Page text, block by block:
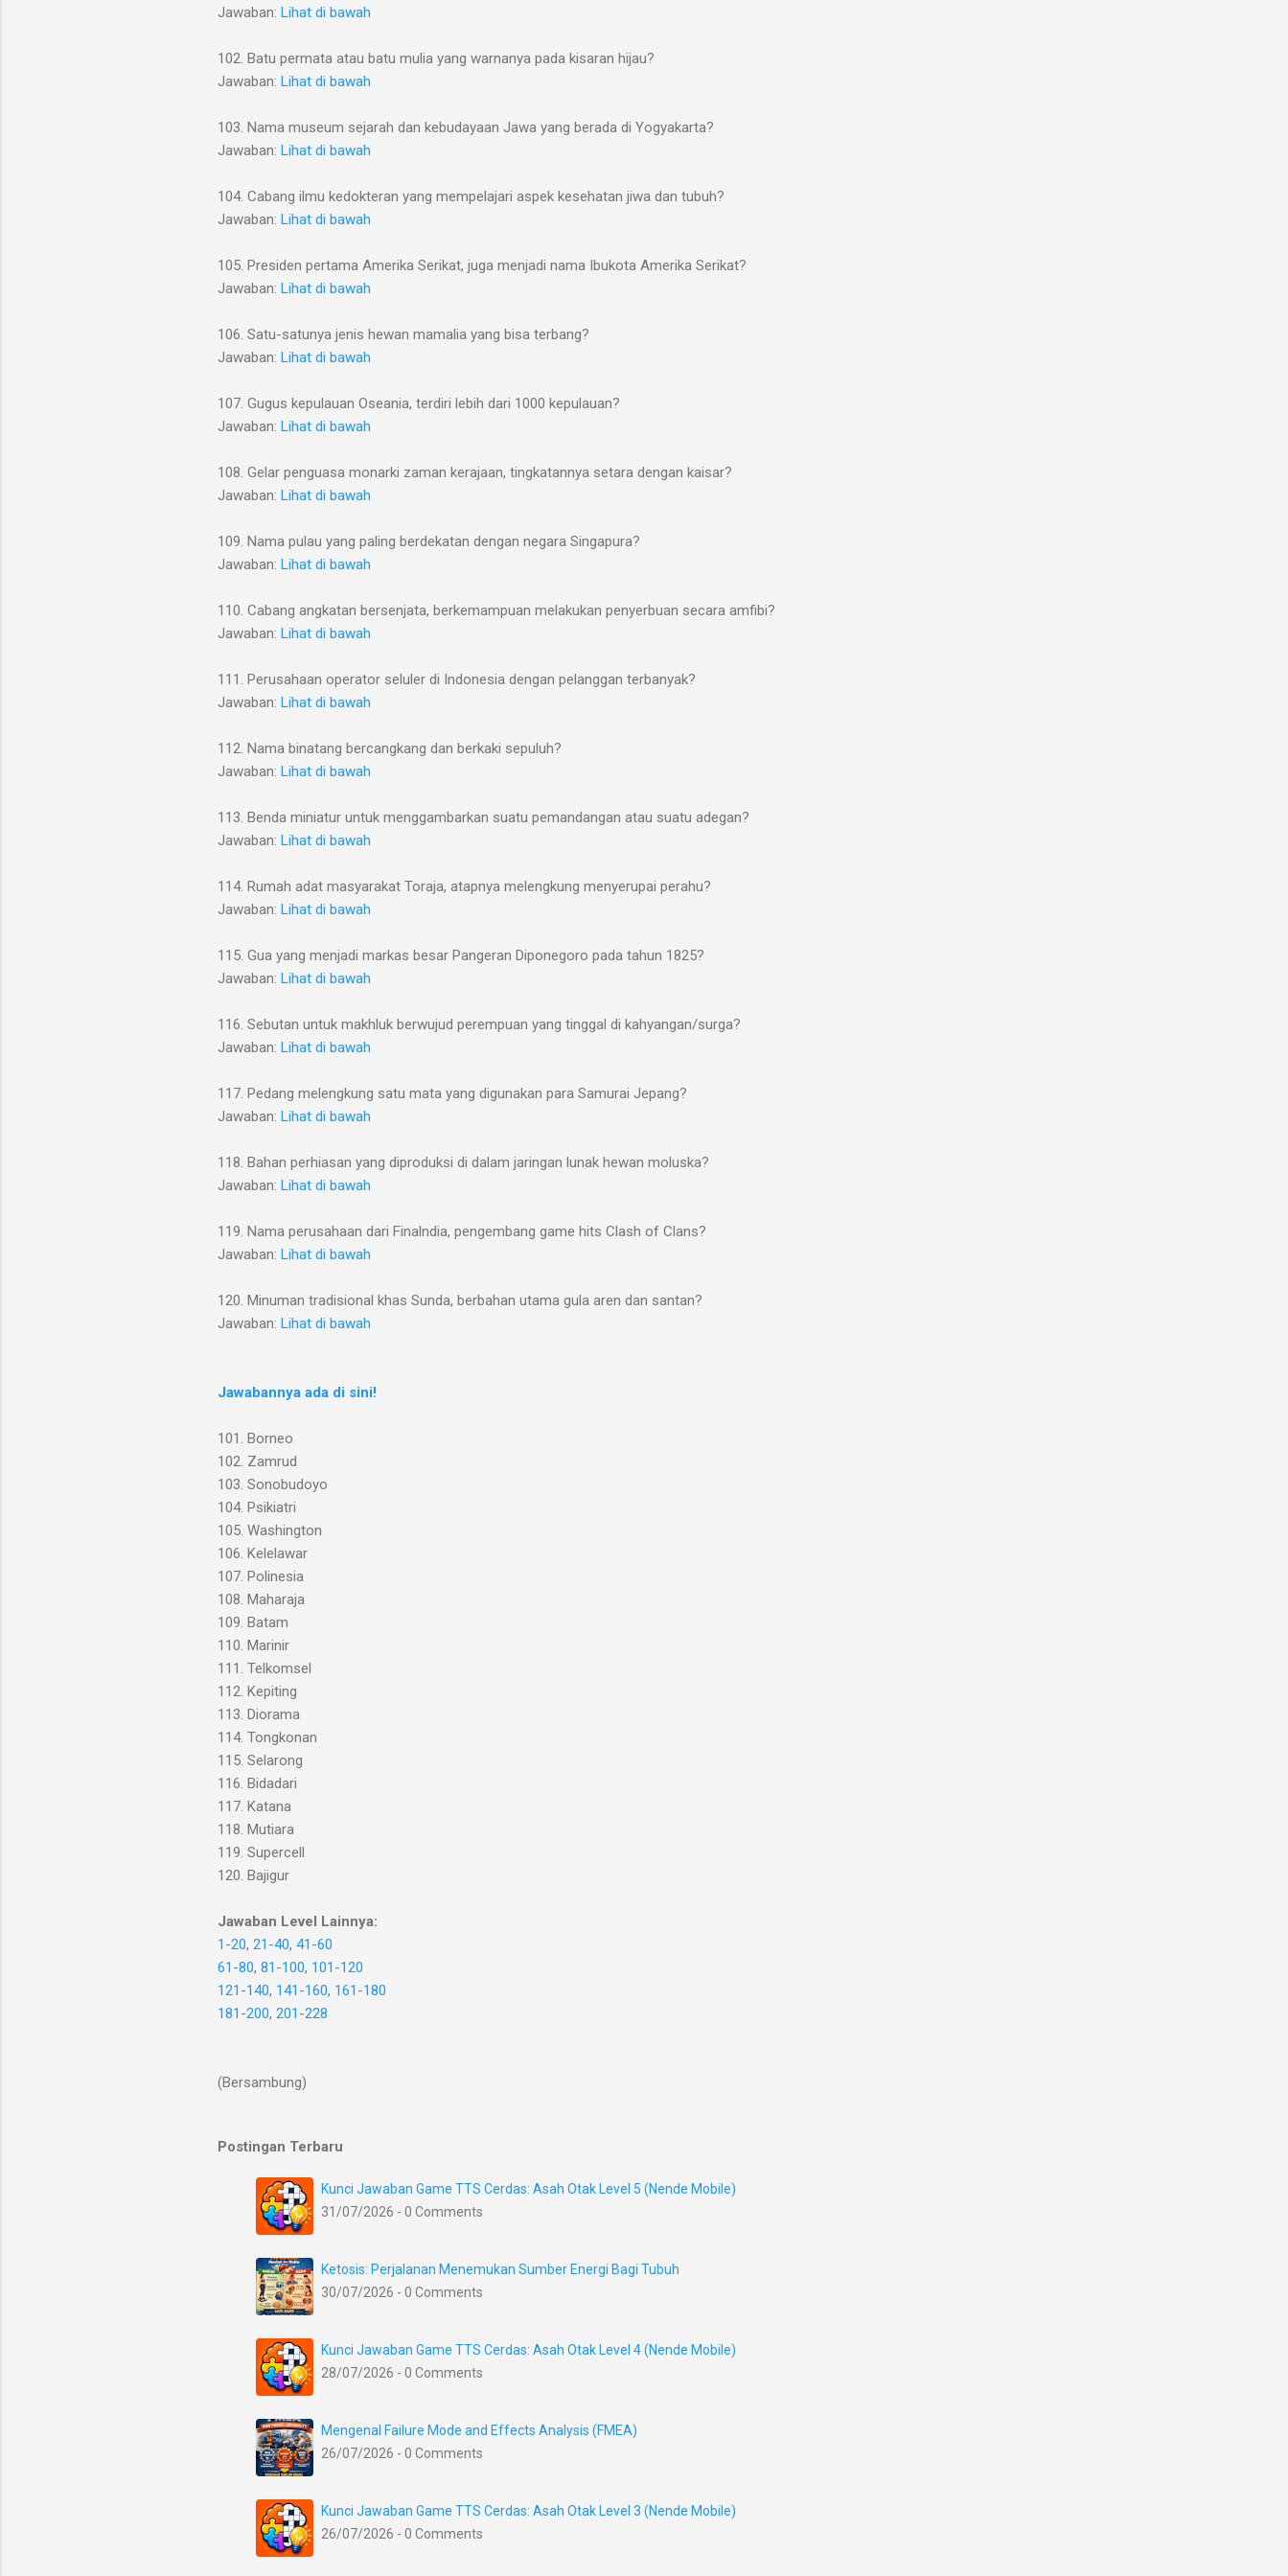
Jawaban: Lihat di bawah
102. Batu permata atau batu mulia yang warnanya pada kisaran hijau?
Jawaban: Lihat di bawah
103. Nama museum sejarah dan kebudayaan Jawa yang berada di Yogyakarta?
Jawaban: Lihat di bawah
104. Cabang ilmu kedokteran yang mempelajari aspek kesehatan jiwa dan tubuh?
Jawaban: Lihat di bawah
105. Presiden pertama Amerika Serikat, juga menjadi nama Ibukota Amerika Serikat?
Jawaban: Lihat di bawah
106. Satu-satunya jenis hewan mamalia yang bisa terbang?
Jawaban: Lihat di bawah
107. Gugus kepulauan Oseania, terdiri lebih dari 1000 kepulauan?
Jawaban: Lihat di bawah
108. Gelar penguasa monarki zaman kerajaan, tingkatannya setara dengan kaisar?
Jawaban: Lihat di bawah
109. Nama pulau yang paling berdekatan dengan negara Singapura?
Jawaban: Lihat di bawah
110. Cabang angkatan bersenjata, berkemampuan melakukan penyerbuan secara amfibi?
Jawaban: Lihat di bawah
111. Perusahaan operator seluler di Indonesia dengan pelanggan terbanyak?
Jawaban: Lihat di bawah
112. Nama binatang bercangkang dan berkaki sepuluh?
Jawaban: Lihat di bawah
113. Benda miniatur untuk menggambarkan suatu pemandangan atau suatu adegan?
Jawaban: Lihat di bawah
114. Rumah adat masyarakat Toraja, atapnya melengkung menyerupai perahu?
Jawaban: Lihat di bawah
115. Gua yang menjadi markas besar Pangeran Diponegoro pada tahun 1825?
Jawaban: Lihat di bawah
116. Sebutan untuk makhluk berwujud perempuan yang tinggal di kahyangan/surga?
Jawaban: Lihat di bawah
117. Pedang melengkung satu mata yang digunakan para Samurai Jepang?
Jawaban: Lihat di bawah
118. Bahan perhiasan yang diproduksi di dalam jaringan lunak hewan moluska?
Jawaban: Lihat di bawah
119. Nama perusahaan dari Finalndia, pengembang game hits Clash of Clans?
Jawaban: Lihat di bawah
120. Minuman tradisional khas Sunda, berbahan utama gula aren dan santan?
Jawaban: Lihat di bawah
Jawabannya ada di sini!
101. Borneo
102. Zamrud
103. Sonobudoyo
104. Psikiatri
105. Washington
106. Kelelawar
107. Polinesia
108. Maharaja
109. Batam
110. Marinir
111. Telkomsel
112. Kepiting
113. Diorama
114. Tongkonan
115. Selarong
116. Bidadari
117. Katana
118. Mutiara
119. Supercell
120. Bajigur
Jawaban Level Lainnya:
1-20, 21-40, 41-60
61-80, 81-100, 101-120
121-140, 141-160, 161-180
181-200, 201-228
(Bersambung)
Postingan Terbaru
Kunci Jawaban Game TTS Cerdas: Asah Otak Level 5 (Nende Mobile)
31/07/2026 - 0 Comments
Ketosis: Perjalanan Menemukan Sumber Energi Bagi Tubuh
30/07/2026 - 0 Comments
Kunci Jawaban Game TTS Cerdas: Asah Otak Level 4 (Nende Mobile)
28/07/2026 - 0 Comments
Mengenal Failure Mode and Effects Analysis (FMEA)
26/07/2026 - 0 Comments
Kunci Jawaban Game TTS Cerdas: Asah Otak Level 3 (Nende Mobile)
26/07/2026 - 0 Comments